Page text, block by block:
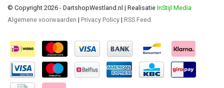
© Copyright 2026 - DartshopWestland.nl | Realisatie InStijl Media
Algemene voorwaarden | Privacy Policy | RSS Feed